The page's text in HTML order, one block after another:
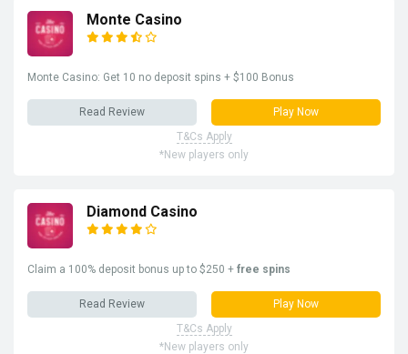
Monte Casino
Monte Casino: Get 10 no deposit spins + $100 Bonus
Read Review
Play Now
T&Cs Apply
*New players only
Diamond Casino
Claim a 100% deposit bonus up to $250 + free spins
Read Review
Play Now
T&Cs Apply
*New players only